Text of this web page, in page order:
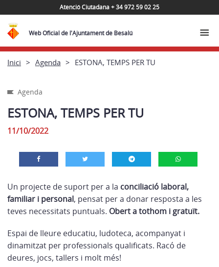
Atenció Ciutadana + 34 972 59 02 25
Web Oficial de l'Ajuntament de Besalú
Inici Agenda ESTONA, TEMPS PER TU
Agenda
ESTONA, TEMPS PER TU
11/10/2022
Un projecte de suport per a la conciliació laboral,
familiar i personal, pensat per a donar resposta a les
teves necessitats puntuals. Obert a tothom i gratuït.
Espai de lleure educatiu, ludoteca, acompanyat i
dinamitzat per professionals qualificats. Racó de
deures, jocs, tallers i molt més!